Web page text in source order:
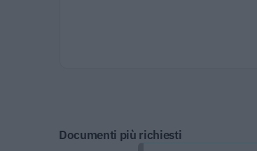
Documenti più richiesti